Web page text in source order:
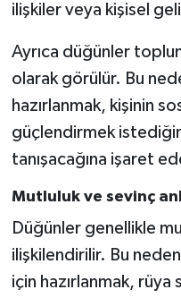
ilişkiler veya kişisel
Ayrıca düğünler
olarak görülür. Bu
hazırlanmak, kişinin
güçlendirmek
tanışacağına işaret
Mutluluk ve sevinç
Düğünler genellikle
ilişkilendirilir. Bu
için hazırlanmak, rüya